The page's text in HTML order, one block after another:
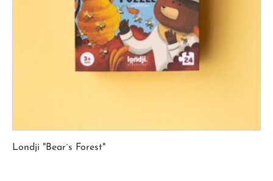
Londji "Bear´s Forest"